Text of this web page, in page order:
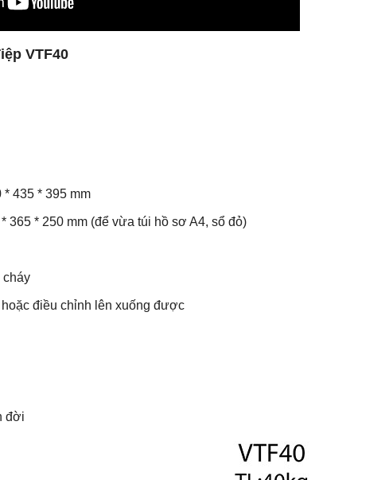
VTF40
435 * 395 mm
365 * 250 mm (để vừa túi hồ sơ A4, sổ đỏ)
cháy
điều chỉnh lên xuống được
đời